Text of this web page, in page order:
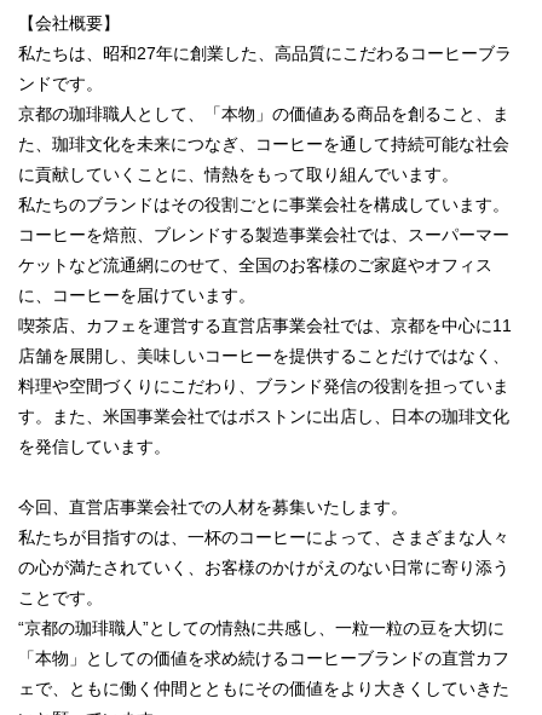
【会社概要】
私たちは、昭和27年に創業した、高品質にこだわるコーヒーブラ
ンドです。
京都の珈琲職人として、「本物」の価値ある商品を創ること、ま
た、珈琲文化を未来につなぎ、コーヒーを通して持続可能な社会
に貢献していくことに、情熱をもって取り組んでいます。
私たちのブランドはその役割ごとに事業会社を構成しています。
コーヒーを焙煎、ブレンドする製造事業会社では、スーパーマー
ケットなど流通網にのせて、全国のお客様のご家庭やオフィス
に、コーヒーを届けています。
喫茶店、カフェを運営する直営店事業会社では、京都を中心に11
店舗を展開し、美味しいコーヒーを提供することだけではなく、
料理や空間づくりにこだわり、ブランド発信の役割を担っていま
す。また、米国事業会社ではボストンに出店し、日本の珈琲文化
を発信しています。
今回、直営店事業会社での人材を募集いたします。
私たちが目指すのは、一杯のコーヒーによって、さまざまな人々
の心が満たされていく、お客様のかけがえのない日常に寄り添う
ことです。
“京都の珈琲職人”としての情熱に共感し、一粒一粒の豆を大切に
「本物」としての価値を求め続けるコーヒーブランドの直営カフ
ェで、ともに働く仲間とともにその価値をより大きくしていきた